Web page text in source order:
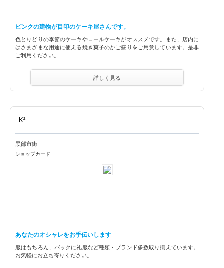
ピンクの建物が目印のケーキ屋さんです。
色とりどりの季節のケーキやロールケーキがオススメです。また、店内に
はさまざまな用途に使える焼き菓子のかご盛りをご用意しています。是非
ご利用ください。
詳しく見る
K²
黒部市街
ショップカード
あなたのオシャレをお手伝いします
服はもちろん、バックに礼服など種類・ブランド多数取り揃えています。
お気軽にお立ち寄りください。